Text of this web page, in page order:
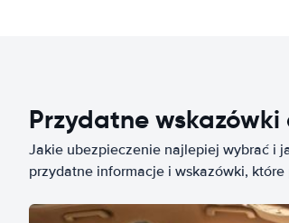
Przydatne
Jakie ubezpieczenie najlepiej wybrać i
przydatne informacje i wskazówki,